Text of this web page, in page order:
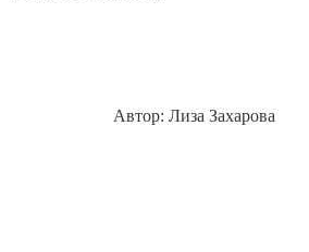
Автор: Лиза Захарова